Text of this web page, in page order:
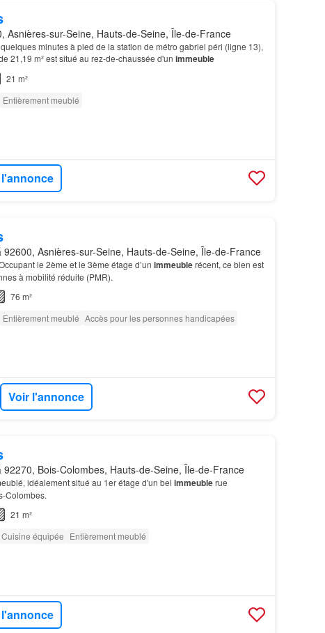
Asnières-sur-Seine, Hauts-de-Seine, Île-de-France
minutes à pied de la station de métro gabriel péri (ligne 13),
21,19 m² est situé au rez-de-chaussée d'un immeuble
21 m²
Entièrement meublé
Asnières-sur-Seine, Hauts-de-Seine, Île-de-France
le 2ème et le 3ème étage d’un immeublerécent, ce bien est
à mobilité réduite (PMR).
76 m²
Entièrement meublé Accès pour les personnes handicapées
Voir l'annonce
Bois-Colombes, Hauts-de-Seine, Île-de-France
idéalement situé au 1er étage d'un bel immeublerue
Colombes.
21 m²
Cuisine équipée Entièrement meublé